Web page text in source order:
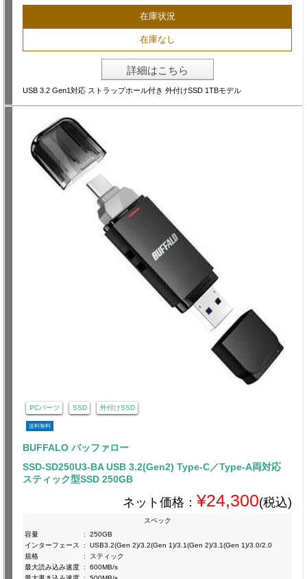
在庫状況
在庫なし
詳細はこちら
USB 3.2 Gen1対応 ストラップホール付き 外付けSSD 1TBモデル
PCパーツ SSD 外付けSSD
送料無料
BUFFALO バッファロー
SSD-SD250U3-BA USB 3.2(Gen2) Type-C／Type-A両対応
スティック型SSD 250GB
ネット価格： ¥24,300(税込)
スペック
容量
:
250GB
インターフェース
:
USB3.2(Gen 2)/3.2(Gen 1)/3.1(Gen 2)/3.1(Gen 1)/3.0/2.0
規格
:
スティック
最大読み込み速度 :
600MB/s